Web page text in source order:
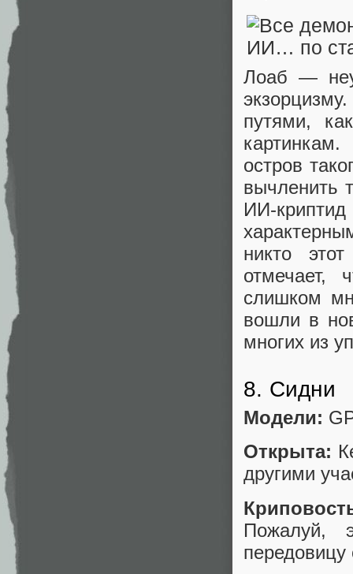
Лоаб —
путями,
остров
вычленить
ИИ-
никто
отмечает,
слишком
вошли в
многих из
8. Сидни
Модели:
Открыта:
другими
Пожалуй,